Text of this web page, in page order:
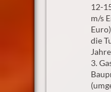
12-
m/s
die
3.